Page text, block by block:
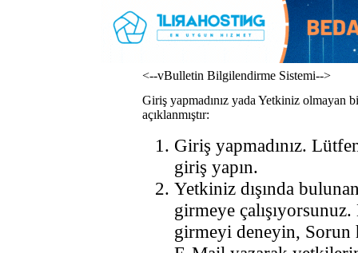
<--vBulletin Bilgilendirme Sistemi-->
Giriş yapmadınız yada Yetkiniz olmayan
açıklanmıştır:
Giriş yapmadınız.
giriş yapın.
Yetkiniz dışında
girmeye
girmeyi deneyin, Sorun